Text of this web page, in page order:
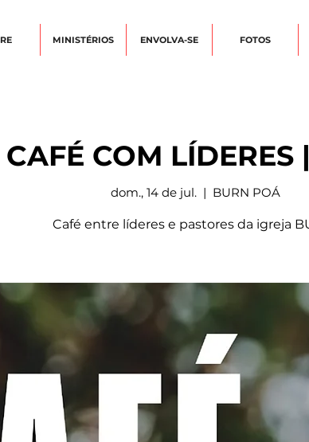
MINISTÉRIOS ENVOLVA-SE FOTOS
CAFÉ COM LÍDERES
dom., 14 de jul.
  |
BURN POÁ
Café entre líderes e pastores da igreja